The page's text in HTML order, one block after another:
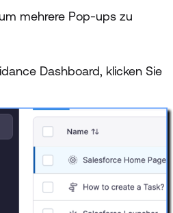
mehrere Pop-ups zu
Dashboard, klicken Sie